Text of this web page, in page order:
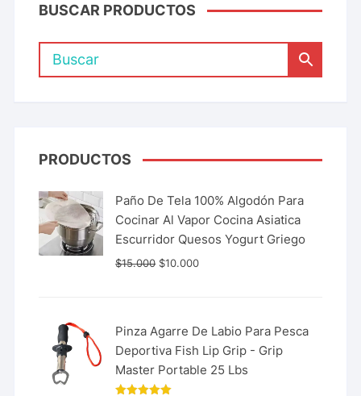
BUSCAR PRODUCTOS
PRODUCTOS
Paño De Tela 100% Algodón Para
Cocinar Al Vapor Cocina Asiatica
Escurridor Quesos Yogurt Griego
$15.000 $10.000
Pinza Agarre De Labio Para Pesca
Deportiva Fish Lip Grip - Grip
Master Portable 25 Lbs